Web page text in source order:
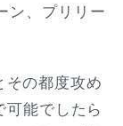
ン、プリリー
その都度攻め
可能でしたら